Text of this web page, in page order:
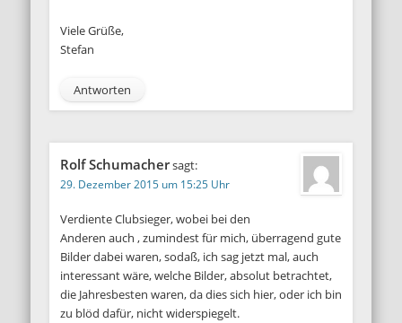
Viele Grüße,
Stefan
Antworten
Rolf Schumachersagt:
29. Dezember 2015 um 15:25 Uhr
Verdiente Clubsieger, wobei bei den
Anderen auch , zumindest für mich, überragend gute
Bilder dabei waren, sodaß, ich sag jetzt mal, auch
interessant wäre, welche Bilder, absolut betrachtet,
die Jahresbesten waren, da dies sich hier, oder ich bin
zu blöd dafür, nicht widerspiegelt.